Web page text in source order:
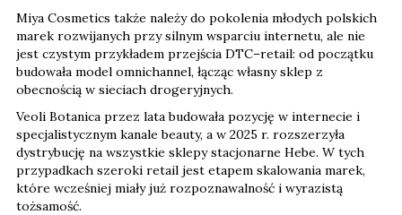
Miya Cosmetics także należy do pokolenia młodych polskich
marek rozwijanych przy silnym wsparciu internetu, ale nie
jest czystym przykładem przejścia DTC–retail: od początku
budowała model omnichannel, łącząc własny sklep z
obecnością w sieciach drogeryjnych.
Veoli Botanica przez lata budowała pozycję w internecie i
specjalistycznym kanale beauty, a w 2025 r. rozszerzyła
dystrybucję na wszystkie sklepy stacjonarne Hebe. W tych
przypadkach szeroki retail jest etapem skalowania marek,
które wcześniej miały już rozpoznawalność i wyrazistą
tożsamość.